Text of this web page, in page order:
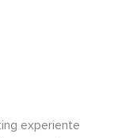
experiente